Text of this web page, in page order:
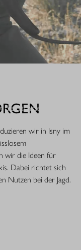
die nächste
wir in Isny im
wir die Ideen für
Dabei richtet sich
Nutzen bei der Jagd.